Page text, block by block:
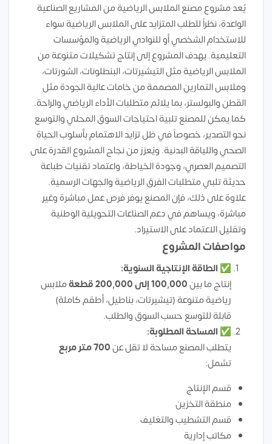
يُعد مشروع مصنع الملابس الرياضية من المشاريع الصناعية
الواعدة، نظراً للطلب المتزايد على الملابس الرياضية سواء
للاستخدام الشخصي أو للنوادي الرياضية والمؤسسات
التعليمية. يهدف المشروع إلى إنتاج تشكيلات متنوعة من
الملابس الرياضية مثل التيشيرتات، البنطلونات، الشورتات،
وملابس التمارين المصممة من خامات عالية الجودة مثل
القطن والبولستر، بما يلائم متطلبات الأداء الرياضي والراحة.
كما يمكن للمصنع تلبية احتياجات السوق المحلي والتوسع
نحو التصدير، خصوصاً في ظل تزايد الاهتمام بأسلوب الحياة
الصحي واللياقة البدنية. ويُعزز من نجاح المشروع القدرة على
التصميم العصري، وجودة الخياطة، واعتماد تقنيات طباعة
حديثة تلبي متطلبات الفرق الرياضية والجهات الرسمية.
علاوة على ذلك، فإن المصنع يوفر فرص عمل مباشرة وغير
مباشرة، ويساهم في دعم الصناعات التحويلية الوطنية
وتقليل الاعتماد على الاستيراد.
مواصفات المشروع
✅ الطاقة الإنتاجية السنوية:
إنتاج ما بين100,000 إلى 200,000 قطعة
ملابس
رياضية متنوعة (تيشيرتات، بناطيل، أطقم كاملة)
قابلة للتوسع حسب السوق والطلب.
✅ المساحة المطلوبة:
يتطلب المصنع مساحة لا تقل عن700 متر مربع
تشمل:
قسم الإنتاج
منطقة التخزين
قسم التشطيب والتغليف
مكاتب إدارية